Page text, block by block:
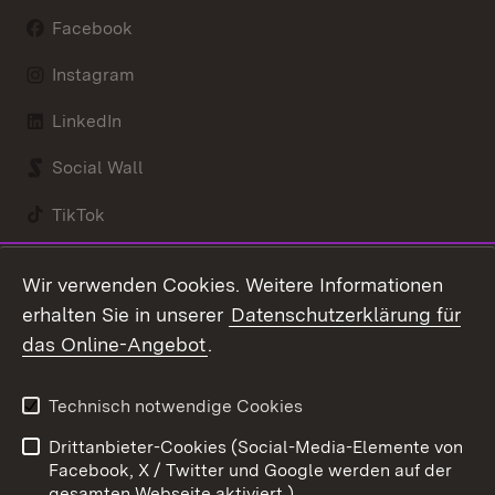
Facebook
Instagram
LinkedIn
Social Wall
TikTok
Kontakt
Barrierefreiheit
Impressum
Cookies
Wir verwenden Cookies. Weitere Informationen
erhalten Sie in unserer Datenschutzerklärung für
das Online-Angebot.
Technisch notwendige Cookies
Drittanbieter-Cookies (Social-Media-Elemente von
Facebook, X / Twitter und Google werden auf der